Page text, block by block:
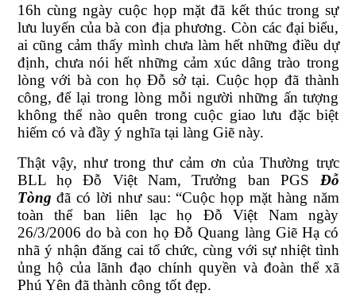
16h cùng ngày cuộc họp mặt đã kết thúc trong sự
lưu luyến của bà con địa phương. Còn các đại biểu,
ai cũng cảm thấy mình chưa làm hết những điều dự
định, chưa nói hết những cảm xúc dâng trào trong
lòng với bà con họ Đỗ sở tại. Cuộc họp đã thành
công, để lại trong lòng mỗi người những ấn tượng
không thể nào quên trong cuộc giao lưu đặc biệt
hiếm có và đầy ý nghĩa tại làng Giẽ này.
Thật vậy, như trong thư cảm ơn của Thường trực
BLL họ Đỗ Việt Nam, Trưởng ban PGS Đỗ
Tòng đã có lời như sau: “Cuộc họp mặt hàng năm
toàn thể ban liên lạc họ Đỗ Việt Nam ngày
26/3/2006 do bà con họ Đỗ Quang làng Giẽ Hạ có
nhã ý nhận đăng cai tổ chức, cùng với sự nhiệt tình
ủng hộ của lãnh đạo chính quyền và đoàn thể xã
Phú Yên đã thành công tốt đẹp.